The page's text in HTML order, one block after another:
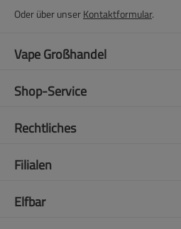
Oder über unserKontaktformular.
Vape Großhandel
Shop-Service
Rechtliches
Filialen
Elfbar